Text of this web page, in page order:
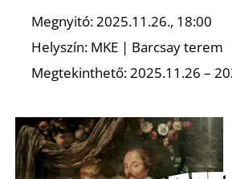
Megnyitó: 2025.11.26., 18:00
Helyszín: MKE | Barcsay terem
Megtekinthető: 2025.11.26 –